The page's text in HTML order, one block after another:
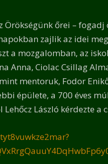
Örökségünk őrei –
zajlik az idei
a mozgalomban, az
Anna, Ciolac Csillag
mentoruk, Fodor
épülete, a 700 éves
László kérdezte a